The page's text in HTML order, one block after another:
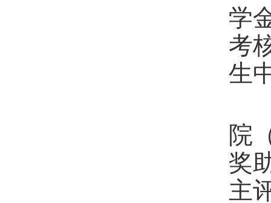
学
考
生
院
奖
主